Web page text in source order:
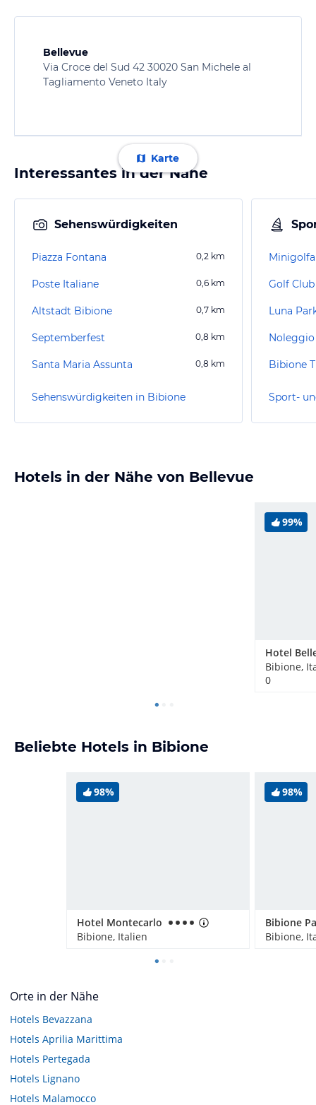
Bellevue
Via Croce del Sud 42 30020 San Michele al
Tagliamento Veneto Italy
Karte
Interessantes in der Nähe
Sehenswürdigkeiten
Piazza Fontana 0,2 km
Poste Italiane 0,6 km
Altstadt Bibione 0,7 km
Septemberfest 0,8 km
Santa Maria Assunta 0,8 km
Sehenswürdigkeiten in Bibione
Golf
Luna
Bibione
Sport-
Hotels in der Nähe von Bellevue
99%
Hotel
Bibione,
0
Beliebte Hotels in Bibione
98%
Hotel Montecarlo
Bibione, Italien
98%
Bibione
Bibione,
Orte in der Nähe
Hotels Bevazzana
Hotels Aprilia Marittima
Hotels Pertegada
Hotels Lignano
Hotels Malamocco